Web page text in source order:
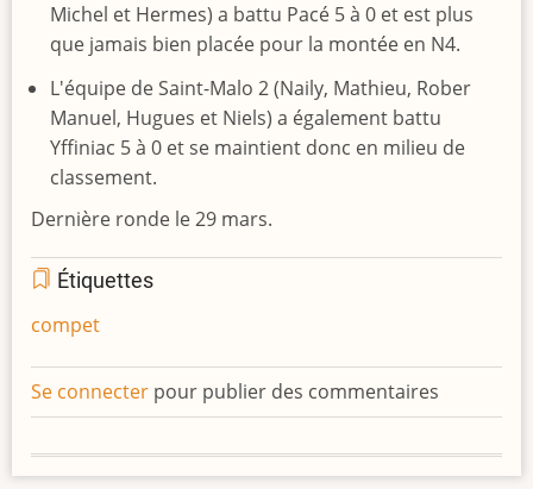
Michel et Hermes) a battu Pacé 5 à 0 et est plus
que jamais bien placée pour la montée en N4.
L'équipe de Saint-Malo 2 (Naily, Mathieu, Rober
Manuel, Hugues et Niels) a également battu
Yffiniac 5 à 0 et se maintient donc en milieu de
classement.
Dernière ronde le 29 mars.
Étiquettes
compet
Se connecter pour publier des commentaires